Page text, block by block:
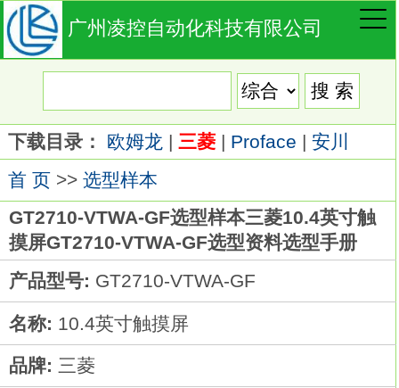
广州凌控自动化科技有限公司
下载目录： 欧姆龙 | 三菱| Proface | 安川
首 页>> 选型样本
GT2710-VTWA-GF选型样本三菱10.4英寸触
摸屏GT2710-VTWA-GF选型资料选型手册
产品型号: GT2710-VTWA-GF
名称: 10.4英寸触摸屏
品牌: 三菱